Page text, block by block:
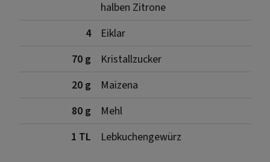
halben Zitrone
4
Eiklar
70 g
Kristallzucker
20 g
Maizena
80 g
Mehl
1 TL
Lebkuchengewürz